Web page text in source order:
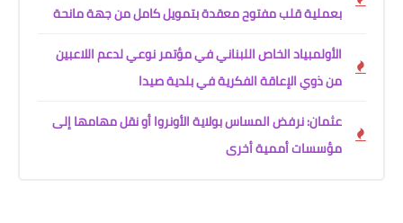
بعملية قلب مفتوح معقدة بتمويل كامل من جهة مانحة
الأولمبياد الخاص اللبناني في مؤتمر نوعي لدعم اللاعبين
من ذوي الإعاقة الفكرية في بلدية صيدا
عثمان: نرفض المساس بولاية الأونروا أو نقل مهامها إلى
مؤسسات أممية أخرى